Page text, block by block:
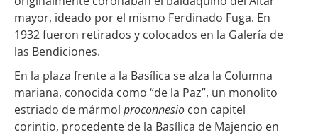
mayor, ideado por el mismo Ferdinado Fuga. En
1932 fueron retirados y colocados en la Galería de
las Bendiciones.
En la plaza frente a la Basílica se alza la Columna
mariana, conocida como “de la Paz”, un monolito
estriado de mármol proconnesio con capitel
corintio, procedente de la Basílica de Majencio en